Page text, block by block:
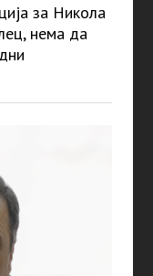
за Никола
нема да